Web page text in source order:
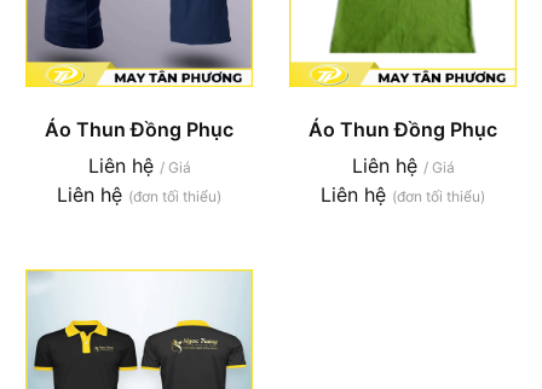
Áo Thun Đồng Phục
Liên hệ / Giá
Liên hệ (đơn tối thiểu)
Áo Thun Đồng Phục
Liên hệ / Giá
Liên hệ (đơn tối thiểu)